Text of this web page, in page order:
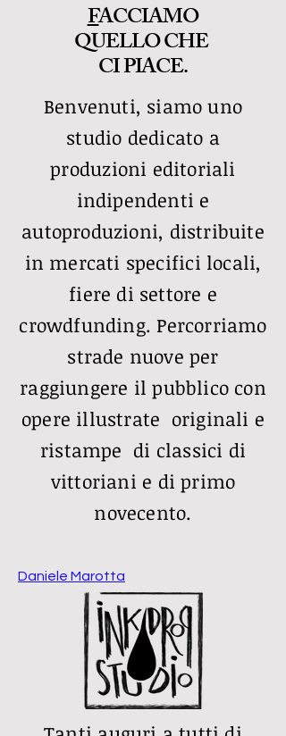
FACCIAMO
QUELLO CHE
CI PIACE.
Benvenuti, siamo uno
studio dedicato a
produzioni editoriali
indipendenti e
autoproduzioni, distribuite
in mercati specifici locali,
fiere di settore e
crowdfunding. Percorriamo
strade nuove per
raggiungere il pubblico con
opere illustrate originali e
ristampe di classici di
vittoriani e di primo
novecento.
Daniele Marotta